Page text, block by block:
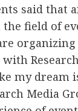
said that
field of
my dream
Media